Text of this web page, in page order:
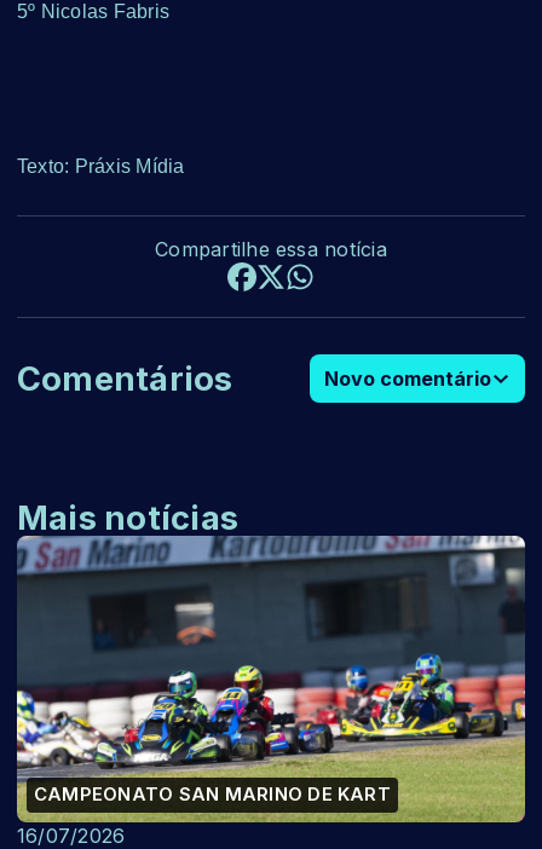
5º Nicolas Fabris
Texto: Práxis Mídia
Compartilhe essa notícia
Comentários Novo comentário
Mais notícias
CAMPEONATO SAN MARINO DE KART
16/07/2026